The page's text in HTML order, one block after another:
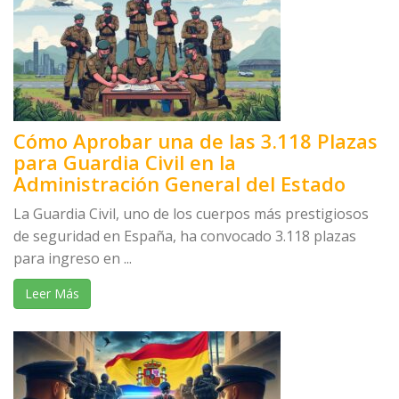
Cómo Aprobar una de las 3.118 Plazas
para Guardia Civil en la
Administración General del Estado
La Guardia Civil, uno de los cuerpos más prestigiosos
de seguridad en España, ha convocado 3.118 plazas
para ingreso en ...
Leer Más